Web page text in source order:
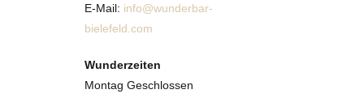
E-Mail: info@wunderbar-
bielefeld.com
Wunderzeiten
Montag Geschlossen